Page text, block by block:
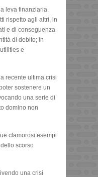
leva finanziaria.
rispetto agli altri, in
e di conseguenza
di debito; in
e
recente ultima crisi
sostenere un
una serie di
domino non
clamorosi esempi
scorso
una crisi